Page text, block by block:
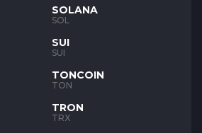
SOLANA
SOL
SUI
SUI
TONCOIN
TON
TRON
TRX